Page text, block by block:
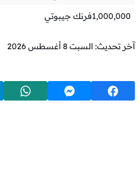
1,000,000فرنك جيبوتي
آخر تحديث: السبت 8 أغسطس 2026